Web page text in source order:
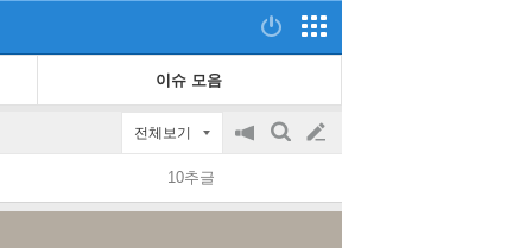
이슈 모음
전체보기
공
on/off
검
글
쓰
10추글